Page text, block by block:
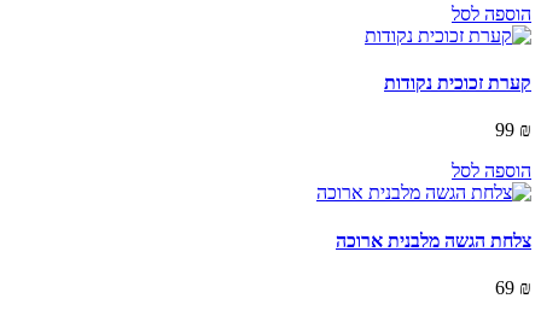
הוספה לסל
קערת זכוכית נקודות
99 ₪
הוספה לסל
צלחת הגשה מלבנית ארוכה
69 ₪